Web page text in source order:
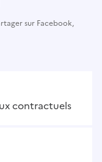
sur Facebook,
contractuels